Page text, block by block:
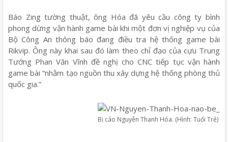
Báo Zing tường thuật, ông Hóa đã yêu cầu công ty bình
phong dừng vận hành game bài khi một đơn vị nghiệp vụ của
Bộ Công An thông báo đang điều tra hệ thống game bài
Rikvip. Ông này khai sau đó làm theo chỉ đạo của cựu Trung
Tướng Phan Văn Vĩnh đề nghị cho CNC tiếp tục vận hành
game bài “nhằm tạo nguồn thu xây dựng hệ thống phòng thủ
quốc gia.”
Bị cáo Nguyễn Thanh Hóa. (Hình: Tuổi Trẻ)